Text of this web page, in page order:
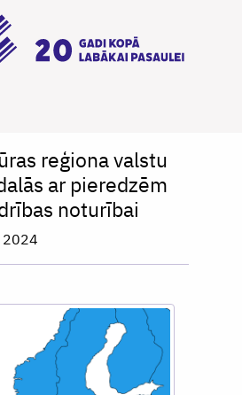
reģiona valstu
ar pieredzēm
noturībai
2024